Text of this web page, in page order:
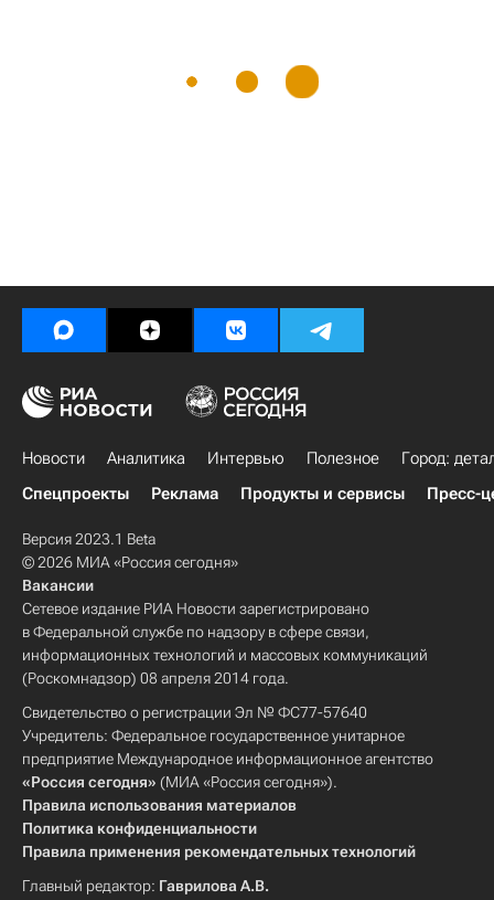
Новости Аналитика Интервью Полезное
Город:
Спецпроекты
Реклама Продукты и сервисы Пресс-
Версия 2023.1 Beta
© 2026 МИА «Россия сегодня»
Вакансии
Сетевое издание РИА Новости зарегистрировано
в Федеральной службе по надзору в сфере связи,
информационных технологий и массовых коммуникаций
(Роскомнадзор) 08 апреля 2014 года.
Свидетельство о регистрации Эл № ФС77-57640
Учредитель: Федеральное государственное унитарное
предприятие Международное информационное агентство
«Россия сегодня» (МИА «Россия сегодня»).
Правила использования материалов
Политика конфиденциальности
Правила применения рекомендательных технологий
Главный редактор: Гаврилова А.В.